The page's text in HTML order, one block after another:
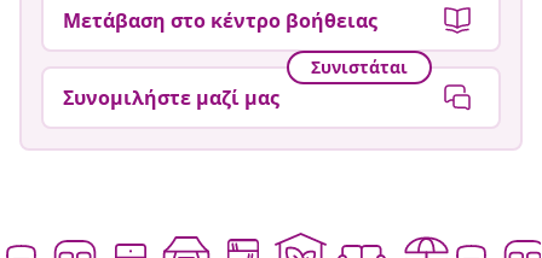
Μετάβαση στο κέντρο βοήθειας
Συνιστάται
Συνομιλήστε μαζί μας